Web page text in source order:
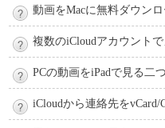
動画をMacに無料ダウン
複数のiCloudアカウント
PCの動画をiPadで見る二
iCloudから連絡先を